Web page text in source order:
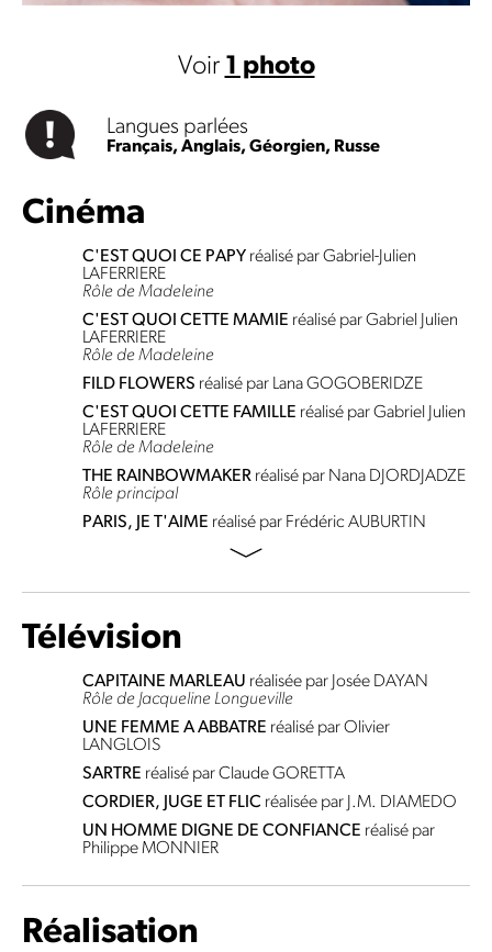
Voir 1 photo
Langues parlées
Français, Anglais, Géorgien, Russe
Cinéma
C'EST QUOI CE PAPY réalisé par Gabriel-Julien
LAFERRIERE
Rôle de Madeleine
C'EST QUOI CETTE MAMIE réalisé par Gabriel Julien
LAFERRIERE
Rôle de Madeleine
FILD FLOWERS réalisé par Lana GOGOBERIDZE
C'EST QUOI CETTE FAMILLE réalisé par Gabriel Julien
LAFERRIERE
Rôle de Madeleine
THE RAINBOWMAKER réalisé par Nana DJORDJADZE
Rôle principal
PARIS, JE T'AIME réalisé par Frédéric AUBURTIN
Télévision
CAPITAINE MARLEAU réalisée par Josée DAYAN
Rôle de Jacqueline Longueville
UNE FEMME A ABBATRE réalisé par Olivier
LANGLOIS
SARTRE réalisé par Claude GORETTA
CORDIER, JUGE ET FLIC réalisée par J.M. DIAMEDO
UN HOMME DIGNE DE CONFIANCE réalisé par
Philippe MONNIER
Réalisation